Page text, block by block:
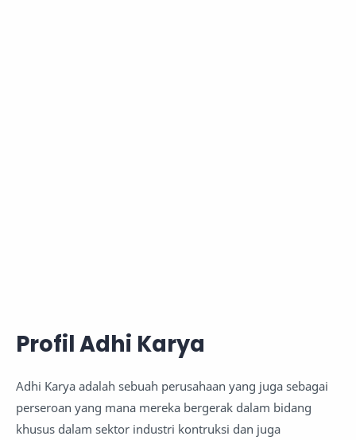
Profil Adhi Karya
Adhi Karya adalah sebuah perusahaan yang juga sebagai
perseroan yang mana mereka bergerak dalam bidang
khusus dalam sektor industri kontruksi dan juga